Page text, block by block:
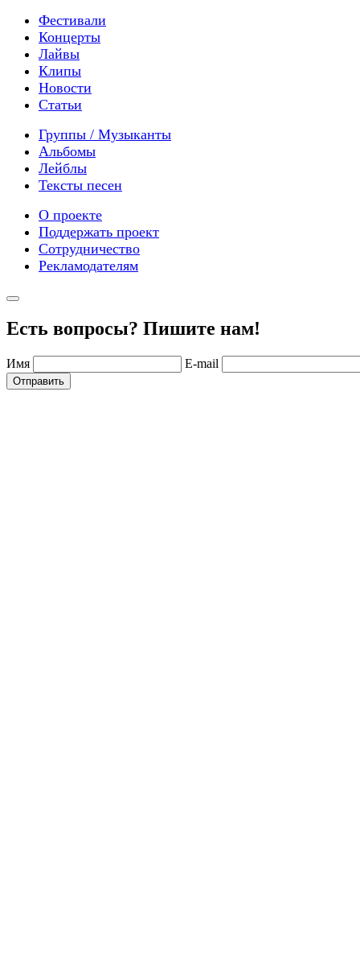
Фестивали
Концерты
Лайвы
Клипы
Новости
Статьи
Группы / Музыканты
Альбомы
Лейблы
Тексты песен
О проекте
Поддержать проект
Сотрудничество
Рекламодателям
Есть вопросы? Пишите нам!
Имя E-mail